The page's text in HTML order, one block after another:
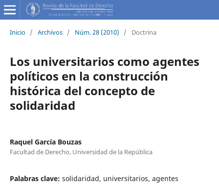
Inicio / Archivos / Núm. 28 (2010) / Doctrina
Los universitarios como agentes
políticos en la construcción
histórica del concepto de
solidaridad
Raquel García Bouzas
Facultad de Derecho, Universidad de la República
Palabras clave: solidaridad, universitarios, agentes